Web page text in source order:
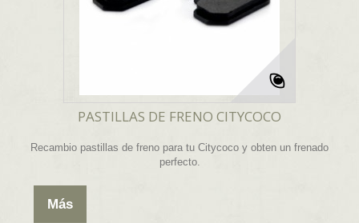
PASTILLAS DE FRENO CITYCOCO
Recambio pastillas de freno para tu Citycoco y obten un frenado
perfecto.
Más